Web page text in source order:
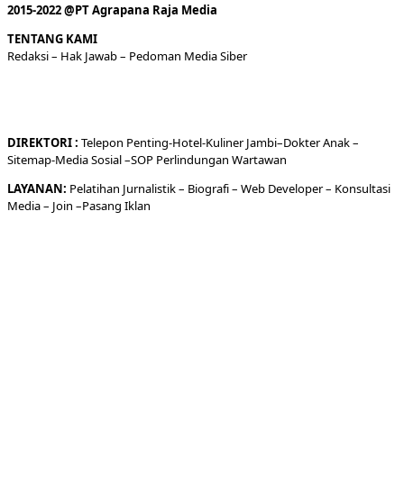
2015-2022 @PT Agrapana Raja Media
TENTANG KAMI
Redaksi– Hak Jawab – Pedoman Media Siber
DIREKTORI: Telepon Penting-Hotel-KulinerJambi–DokterAnak –
Sitemap-Media Sosial –SOP Perlindungan Wartawan
LAYANAN: Pelatihan Jurnalistik – Biografi– Web Developer– Konsultasi
Media– Join –Pasang Iklan